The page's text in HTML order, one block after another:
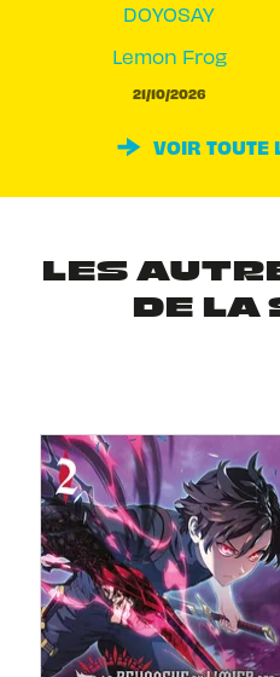
DOYOSAY
Lemon Frog
21/10/2026
VOIR TOUTE
LES
DE LA